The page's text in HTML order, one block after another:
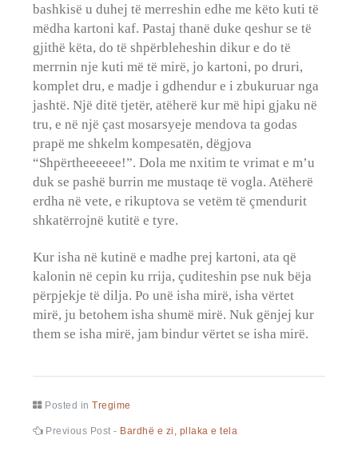
bashkisë u duhej të merreshin edhe me këto kuti të
mëdha kartoni kaf. Pastaj thanë duke qeshur se të
gjithë këta, do të shpërbleheshin dikur e do të
merrnin nje kuti më të mirë, jo kartoni, po druri,
komplet dru, e madje i gdhendur e i zbukuruar nga
jashtë. Një ditë tjetër, atëherë kur më hipi gjaku në
tru, e në një çast mosarsyeje mendova ta godas
prapë me shkelm kompesatën, dëgjova
“Shpërtheeeeee!”. Dola me nxitim te vrimat e m’u
duk se pashë burrin me mustaqe të vogla. Atëherë
erdha në vete, e rikuptova se vetëm të çmendurit
shkatërrojnë kutitë e tyre.
Kur isha në kutinë e madhe prej kartoni, ata që
kalonin në cepin ku rrija, çuditeshin pse nuk bëja
përpjekje të dilja. Po unë isha mirë, isha vërtet
mirë, ju betohem isha shumë mirë. Nuk gënjej kur
them se isha mirë, jam bindur vërtet se isha mirë.
Posted inTregime
Lëvizje
Previous Post - Previous
Bardhë e zi, pllaka e tela